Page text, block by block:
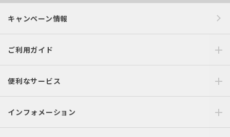
キャンペーン情報
ご利用ガイド
便利なサービス
インフォメーション